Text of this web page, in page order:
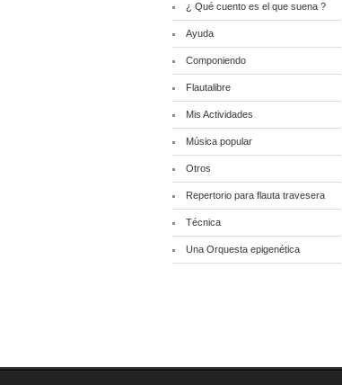
¿ Qué cuento es el que suena ?
Ayuda
Componiendo
Flautalibre
Mis Actividades
Música popular
Otros
Repertorio para flauta travesera
Técnica
Una Orquesta epigenética